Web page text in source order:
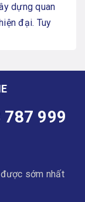
dựng quan
đại. Tuy
787 999
sớm nhất